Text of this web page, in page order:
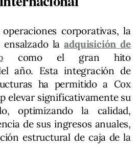
corporativas, la
ensalzado laadquisición de
como el gran hito
año. Esta integración de
ha permitido a Cox
elevar significativamente su
optimizando la calidad,
de sus ingresos anuales,
estructural de caja de la